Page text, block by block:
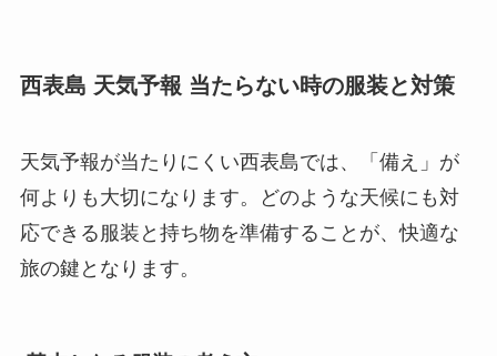
西表島 天気予報 当たらない時の服装と対策
天気予報が当たりにくい西表島では、「備え」が
何よりも大切になります。どのような天候にも対
応できる服装と持ち物を準備することが、快適な
旅の鍵となります。